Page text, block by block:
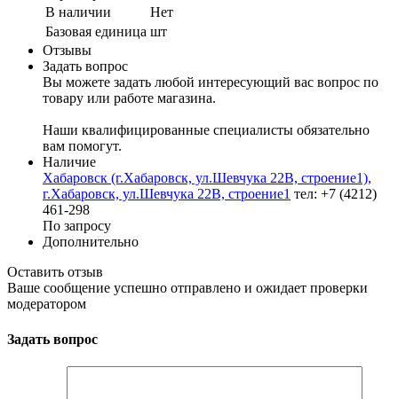
В наличии
Нет
Базовая единица шт
Отзывы
Задать вопрос
Вы можете задать любой интересующий вас вопрос по
товару или работе магазина.
Наши квалифицированные специалисты обязательно
вам помогут.
Наличие
Хабаровск (г.Хабаровск, ул.Шевчука 22В, строение1),
г.Хабаровск, ул.Шевчука 22В, строение1 тел: +7 (4212)
461-298
По запросу
Дополнительно
Оставить отзыв
Ваше сообщение успешно отправлено и ожидает проверки
модератором
Задать вопрос